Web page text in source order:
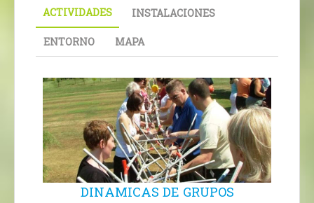
ACTIVIDADES INSTALACIONES
ENTORNO MAPA
DINAMICAS DE GRUPOS